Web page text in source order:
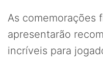
As comemorações
apresentarão
incríveis para